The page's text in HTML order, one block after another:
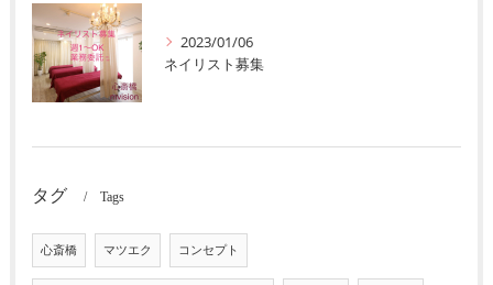
2023/01/06
ネイリスト募集
タグ Tags
心斎橋 マツエク コンセプト